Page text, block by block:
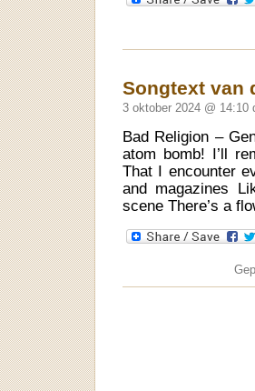
Songtext van
3 oktober 2024 @ 14:10
Bad Religion –
atom bomb! I’ll
That I encounter
and magazines
scene There’s a